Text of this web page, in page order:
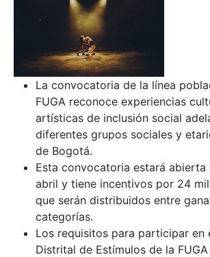
La convocatoria de la línea
FUGA reconoce experiencias
artísticas de inclusión social
diferentes grupos sociales y
de Bogotá.
Esta convocatoria estará abierta
abril y tiene incentivos por 24
que serán distribuidos entre
categorías.
Los requisitos para participar en
Distrital de Estímulos de la